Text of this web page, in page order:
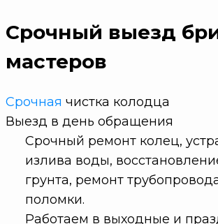
Срочный выезд
мастеров
Срочная чистка колодца
Выезд в день обращения
Срочный ремонт колец,
излива воды,
грунта, ремонт
поломки.
Работаем в выходные и